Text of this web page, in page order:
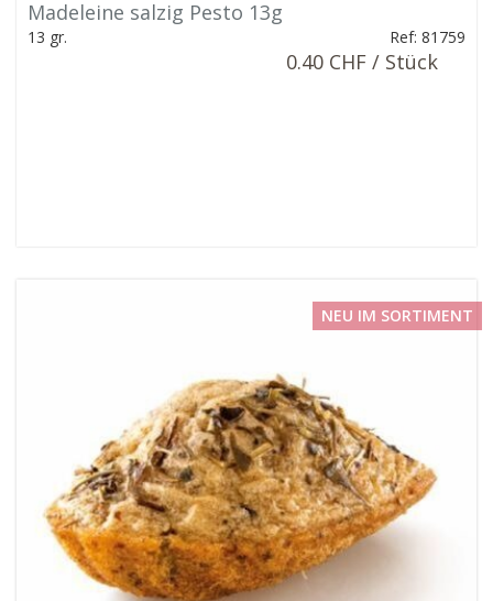
Madeleine salzig Pesto 13g
13 gr. Ref: 81759
0.40 CHF / Stück
NEU IM SORTIMENT